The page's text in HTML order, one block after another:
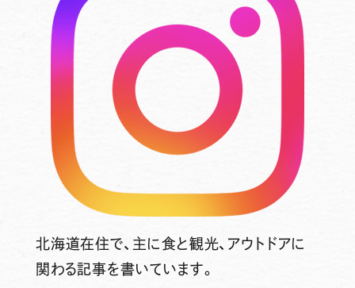
北海道在住で、主に食と観光、アウトドアに
関わる記事を書いています。